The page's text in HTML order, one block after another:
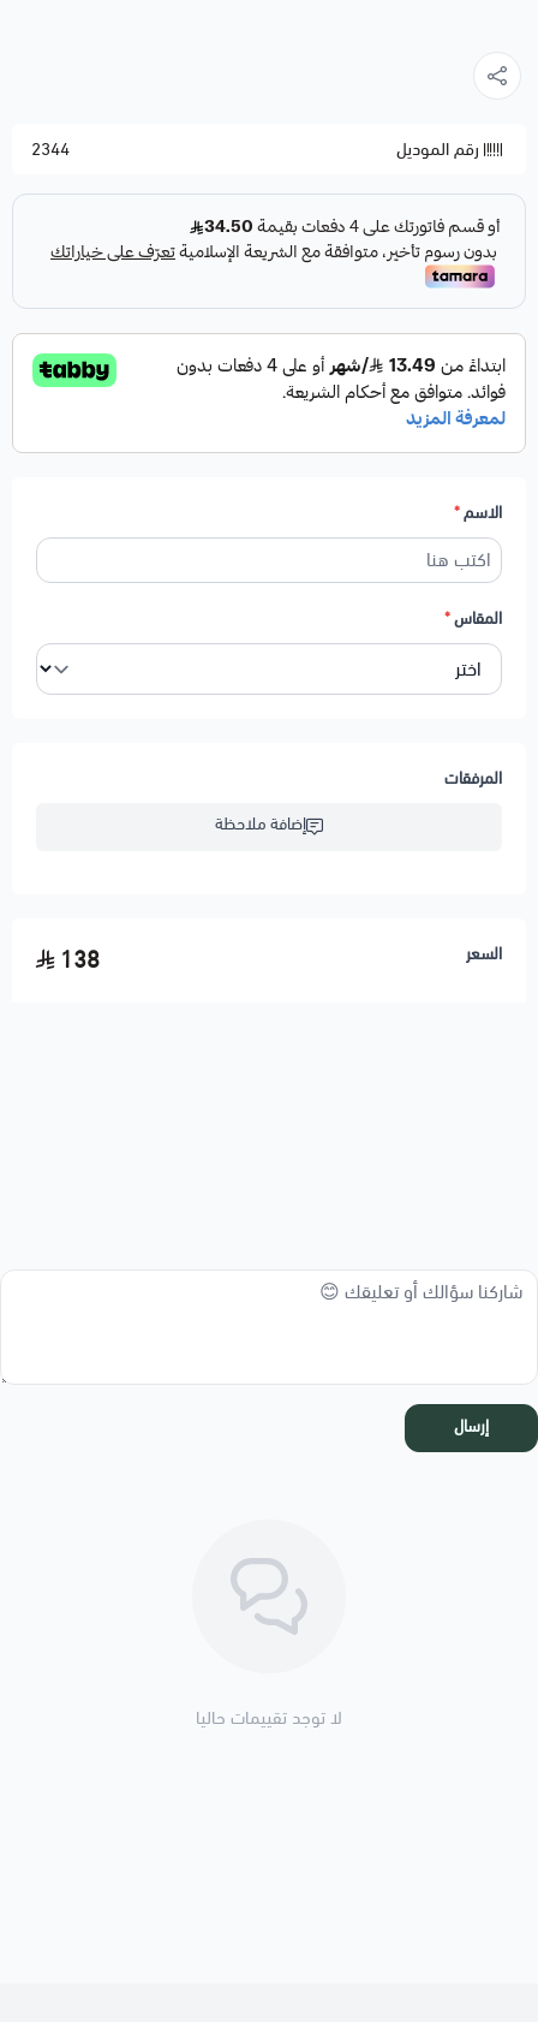
رقم الموديل 2344
الاسم*
المقاس*
المرفقات
إضافة ملاحظة
السعر 138
إرسال
لا توجد تقييمات حاليا